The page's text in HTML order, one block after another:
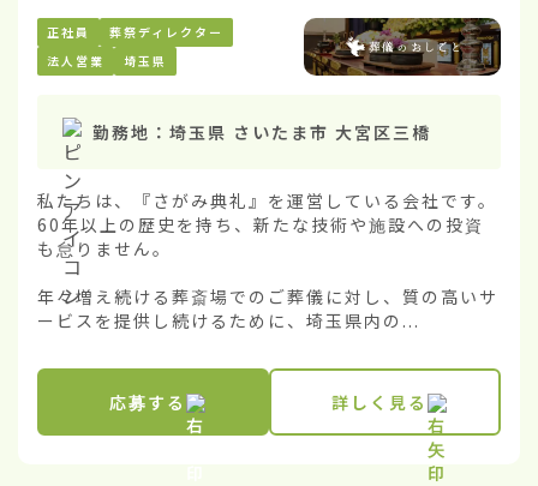
正社員
葬祭ディレクター
法人営業
埼玉県
勤務地： 埼玉県 さいたま市 大宮区三橋
私たちは、『さがみ典礼』を運営している会社です。
60年以上の歴史を持ち、新たな技術や施設への投資
も怠りません。
年々増え続ける葬斎場でのご葬儀に対し、質の高いサ
ービスを提供し続けるために、埼玉県内の...
応募する 詳しく見る